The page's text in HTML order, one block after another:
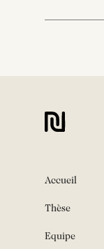
Accueil
Thèse
Equipe